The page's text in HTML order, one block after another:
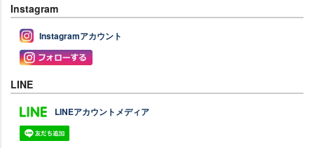
Instagram
Instagramアカウント
LINE
LINEアカウントメディア